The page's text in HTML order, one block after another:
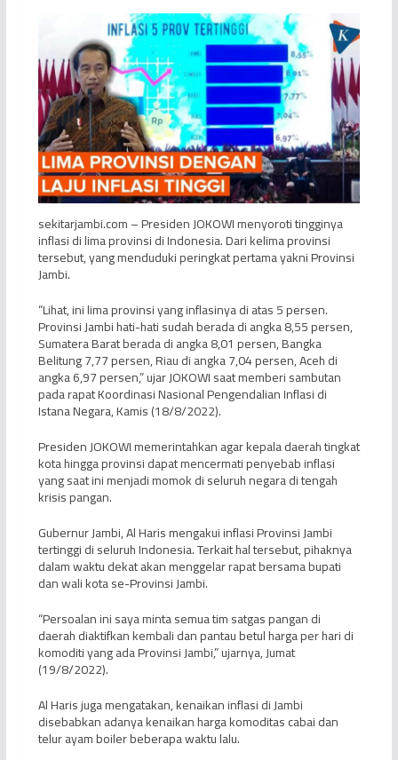
sekitarjambi.com – Presiden JOKOWI menyoroti tingginya
inflasi di lima provinsi di Indonesia. Dari kelima provinsi
tersebut, yang menduduki peringkat pertama yakni Provinsi
Jambi.
“Lihat, ini lima provinsi yang inflasinya di atas 5 persen.
Provinsi Jambi hati-hati sudah berada di angka 8,55 persen,
Sumatera Barat berada di angka 8,01 persen, Bangka
Belitung 7,77 persen, Riau di angka 7,04 persen, Aceh di
angka 6,97 persen,” ujar JOKOWI saat memberi sambutan
pada rapat Koordinasi Nasional Pengendalian Inflasi di
Istana Negara, Kamis (18/8/2022).
Presiden JOKOWI memerintahkan agar kepala daerah tingkat
kota hingga provinsi dapat mencermati penyebab inflasi
yang saat ini menjadi momok di seluruh negara di tengah
krisis pangan.
Gubernur Jambi, Al Haris mengakui inflasi Provinsi Jambi
tertinggi di seluruh Indonesia. Terkait hal tersebut, pihaknya
dalam waktu dekat akan menggelar rapat bersama bupati
dan wali kota se-Provinsi Jambi.
“Persoalan ini saya minta semua tim satgas pangan di
daerah diaktifkan kembali dan pantau betul harga per hari di
komoditi yang ada Provinsi Jambi,” ujarnya, Jumat
(19/8/2022).
Al Haris juga mengatakan, kenaikan inflasi di Jambi
disebabkan adanya kenaikan harga komoditas cabai dan
telur ayam boiler beberapa waktu lalu.